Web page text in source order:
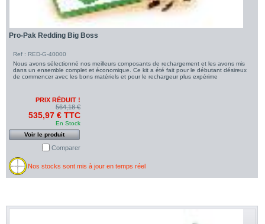
Pro-Pak Redding Big Boss
Ref : RED-G-40000
Nous avons sélectionné nos meilleurs composants de rechargement et les avons mis
dans un ensemble complet et économique. Ce kit a été fait pour le débutant désireux
de commencer avec les bons matériels et pour le rechargeur plus expérime
PRIX RÉDUIT !
564,18 €
535,97 € TTC
En Stock
Voir le produit
Comparer
Nos stocks sont mis à jour en temps réel